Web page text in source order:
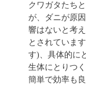
クワガタたち
が、ダニが原
響はないと考
とされていま
す)、具体的に
生体にとりつ
簡単で効率も